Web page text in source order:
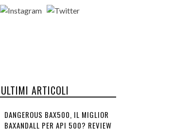
ULTIMI ARTICOLI
DANGEROUS BAX500, IL MIGLIOR
BAXANDALL PER API 500? REVIEW